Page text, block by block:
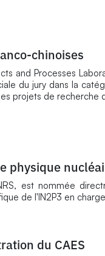
chinoises
and Processes
du jury dans la
projets de recherche
physique
est nommée
de l'IN2P3 en
du CAES